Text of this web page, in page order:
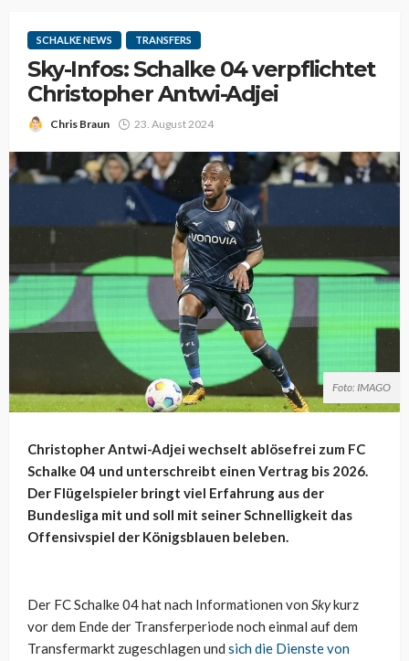
SCHALKE NEWS TRANSFERS
Sky-Infos: Schalke 04 verpflichtet
Christopher Antwi-Adjei
Chris Braun 23. August 2024
Foto: IMAGO
Christopher Antwi-Adjei wechselt ablösefrei zum FC
Schalke 04 und unterschreibt einen Vertrag bis 2026.
Der Flügelspieler bringt viel Erfahrung aus der
Bundesliga mit und soll mit seiner Schnelligkeit das
Offensivspiel der Königsblauen beleben.
Der FC Schalke 04 hat nach Informationen von Skykurz
vor dem Ende der Transferperiode noch einmal auf dem
Transfermarkt zugeschlagen und sich die Dienste von